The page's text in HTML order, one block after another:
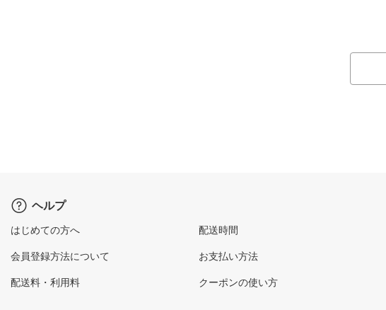
ヘルプ
はじめての方へ
会員登録方法について
配送料・利用料
配送時間
お支払い方法
クーポンの使い方